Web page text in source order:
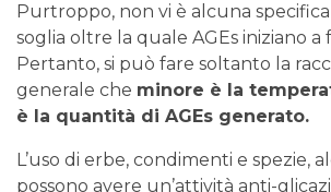
Purtroppo, non vi è alcuna
soglia oltre la quale AGEs iniziano a
Pertanto, si può fare soltanto la
generale che minore è la
è la quantità di AGEs generato.
L’uso di erbe, condimenti e spezie,
possono avere un’attività anti-